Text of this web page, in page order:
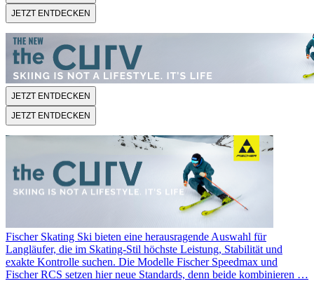
JETZT ENTDECKEN
JETZT ENTDECKEN
JETZT ENTDECKEN
Fischer Skating Ski bieten eine herausragende Auswahl für
Langläufer, die im Skating-Stil höchste Leistung, Stabilität und
exakte Kontrolle suchen. Die Modelle Fischer Speedmax und
Fischer RCS setzen hier neue Standards, denn beide kombinieren …